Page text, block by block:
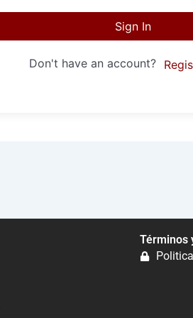
Sign In
Don't have an account?
Términos